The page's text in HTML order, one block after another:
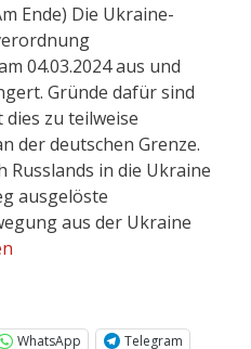
Ende) Die Ukraine-
04.03.2024 aus und
Gründe dafür sind
zu teilweise
der deutschen Grenze.
Russlands in die Ukraine
ausgelöste
aus der Ukraine
WhatsApp
Telegram